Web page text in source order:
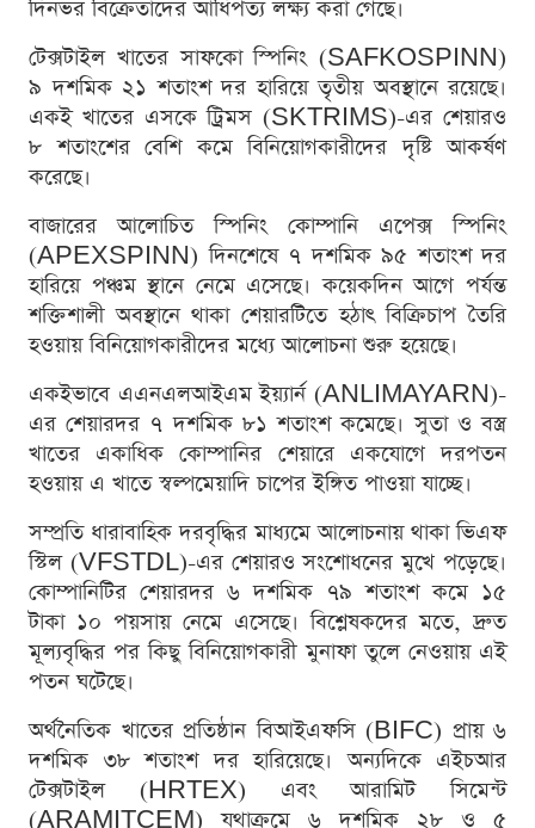
দিনভর বিক্রেতাদের আধিপত্য লক্ষ্য করা গেছে।
টেক্সটাইল খাতের সাফকো স্পিনিং (SAFKOSPINN)
৯ দশমিক ২১ শতাংশ দর হারিয়ে তৃতীয় অবস্থানে রয়েছে।
একই খাতের এসকে ট্রিমস (SKTRIMS)-এর শেয়ারও
৮ শতাংশের বেশি কমে বিনিয়োগকারীদের দৃষ্টি আকর্ষণ
করেছে।
বাজারের আলোচিত স্পিনিং কোম্পানি এপেক্স স্পিনিং
(APEXSPINN) দিনশেষে ৭ দশমিক ৯৫ শতাংশ দর
হারিয়ে পঞ্চম স্থানে নেমে এসেছে। কয়েকদিন আগে পর্যন্ত
শক্তিশালী অবস্থানে থাকা শেয়ারটিতে হঠাৎ বিক্রিচাপ তৈরি
হওয়ায় বিনিয়োগকারীদের মধ্যে আলোচনা শুরু হয়েছে।
একইভাবে এএনএলআইএম ইয়্যার্ন (ANLIMAYARN)-
এর শেয়ারদর ৭ দশমিক ৮১ শতাংশ কমেছে। সুতা ও বস্ত্র
খাতের একাধিক কোম্পানির শেয়ারে একযোগে দরপতন
হওয়ায় এ খাতে স্বল্পমেয়াদি চাপের ইঙ্গিত পাওয়া যাচ্ছে।
সম্প্রতি ধারাবাহিক দরবৃদ্ধির মাধ্যমে আলোচনায় থাকা ভিএফ
স্টিল (VFSTDL)-এর শেয়ারও সংশোধনের মুখে পড়েছে।
কোম্পানিটির শেয়ারদর ৬ দশমিক ৭৯ শতাংশ কমে ১৫
টাকা ১০ পয়সায় নেমে এসেছে। বিশ্লেষকদের মতে, দ্রুত
মূল্যবৃদ্ধির পর কিছু বিনিয়োগকারী মুনাফা তুলে নেওয়ায় এই
পতন ঘটেছে।
অর্থনৈতিক খাতের প্রতিষ্ঠান বিআইএফসি (BIFC) প্রায় ৬
দশমিক ৩৮ শতাংশ দর হারিয়েছে। অন্যদিকে এইচআর
টেক্সটাইল (HRTEX) এবং আরামিট সিমেন্ট
(ARAMITCEM) যথাক্রমে ৬ দশমিক ২৮ ও ৫